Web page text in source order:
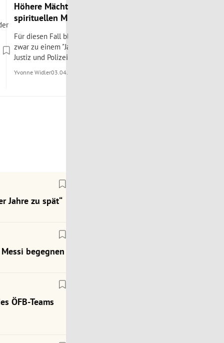
Höhere Mächte: Im Bann des
spirituellen Missbrauchs
Für diesen Fall blicken wir nach Kärnten und
zwar zu einem "Jahrhundertprozess", wie ihn
Justiz und Polizei nennen.
Yvonne Widler03.04.2026
Jahre zu spät“
begegnen
ÖFB-Teams